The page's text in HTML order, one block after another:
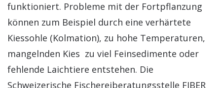
funktioniert. Probleme mit der Fortpflanzung
können zum Beispiel durch eine verhärtete
Kiessohle (Kolmation), zu hohe Temperaturen,
mangelnden Kies zu viel Feinsedimente oder
fehlende Laichtiere entstehen. Die
Schweizerische Fischereiberatungsstelle FIBER